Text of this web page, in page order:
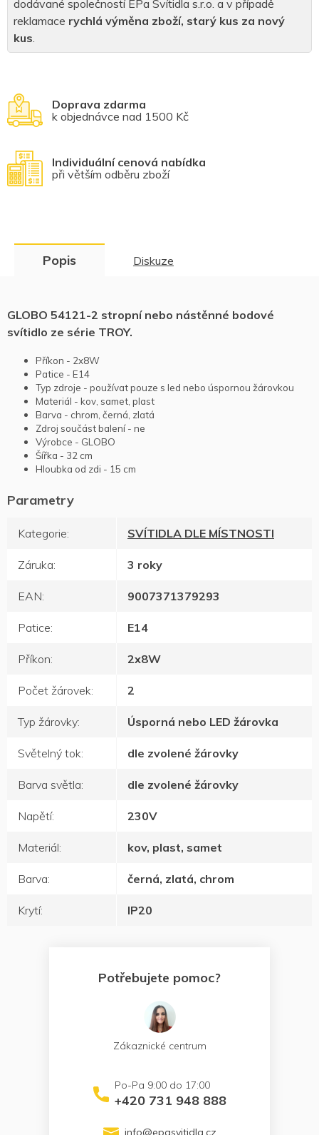
Doprava zdarma
k objednávce nad 1500 Kč
Individuální cenová nabídka
při větším odběru zboží
dodávané společností EPa Svítidla s.r.o. a v případě
reklamace rychlá výměna zboží, starý kus za nový
kus.
Popis Diskuze
GLOBO 54121-2 stropní nebo nástěnné bodové
svítidlo ze série TROY.
Příkon - 2x8W
Patice - E14
Typ zdroje - používat pouze s led nebo úspornou žárovkou
Materiál - kov, samet, plast
Barva - chrom, černá, zlatá
Zdroj součást balení - ne
Výrobce - GLOBO
Šířka - 32 cm
Hloubka od zdi - 15 cm
Kategorie: SVÍTIDLA DLE MÍSTNOSTI
Záruka: 3 roky
EAN: 9007371379293
Patice: E14
Příkon: 2x8W
Počet žárovek: 2
Typ žárovky: Úsporná nebo LED žárovka
Světelný tok: dle zvolené žárovky
Barva světla: dle zvolené žárovky
Napětí: 230V
Materiál: kov, plast, samet
Barva: černá, zlatá, chrom
Krytí: IP20
Potřebujete pomoc?
Zákaznické centrum
+420 731 948 888